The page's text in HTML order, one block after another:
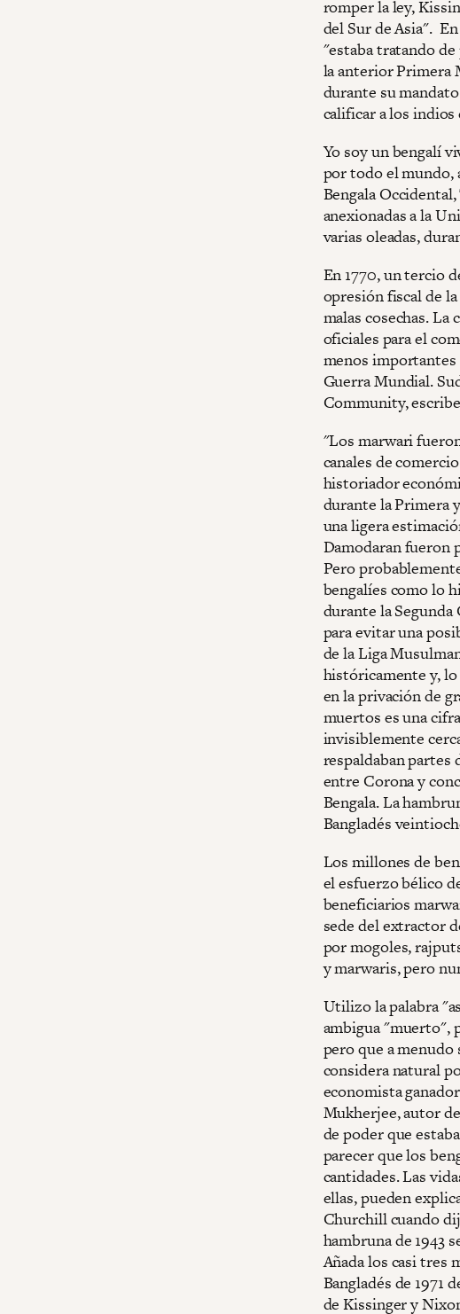
romper la ley,
del Sur de Asia".
"estaba tratando
la anterior Primera
durante su mandato
calificar a los indios
Yo soy un bengalí
por todo el mundo,
Bengala
anexionadas a la
varias oleadas,
En 1770, un tercio
opresión fiscal de
malas cosechas. La
oficiales para el
menos importantes
Guerra Mundial.
Community,
"Los marwari
canales de
historiador
durante la Primera
una ligera
Damodaran fueron
Pero
bengalíes como lo
durante la
para evitar una
de la Liga
históricamente y, lo
en la privación de
muertos es una
invisiblemente
respaldaban
entre Corona y
Bengala. La
Bangladés
Los millones de
el esfuerzo bélico
beneficiarios
sede del extractor
por mogoles,
y marwaris, pero
Utilizo la palabra
ambigua "muerto",
pero que a
considera natural
economista
Mukherjee, autor
de poder que
parecer que los
cantidades. Las
ellas, pueden
Churchill cuando
hambruna de 1943
Añada los casi tres
Bangladés de 1971
de Kissinger y